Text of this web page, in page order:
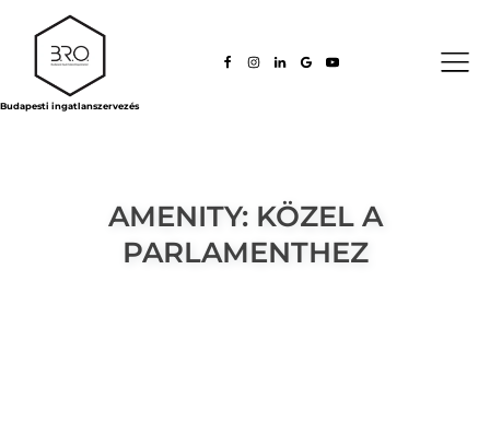
Budapesti ingatlanszervezés
AMENITY: KÖZEL A
PARLAMENTHEZ